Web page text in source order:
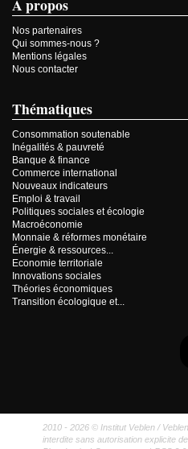
À propos
Nos partenaires
Qui sommes-nous ?
Mentions légales
Nous contacter
Thématiques
Consommation soutenable
Inégalités & pauvreté
Banque & finance
Commerce international
Nouveaux indicateurs
Emploi & travail
Politiques sociales et écologie
Macroéconomie
Monnaie & réformes monétaire
Énergie & ressources...
Economie territoriale
Innovations sociales
Théories économiques
Transition écologique et...
2010 - 2026 © Institut Veblen /
interdite sans autorisation explicite